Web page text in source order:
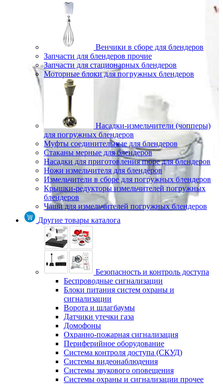
Венчики в сборе для блендеров
Запчасти для блендеров прочие
Запчасти для стационарных блендеров
Моторные блоки для погружных блендеров
Насадки-измельчители (чопперы)
для погружных блендеров
Муфты соединительные для блендеров
Стаканы мерные для блендеров
Насадки для приготовления пюре для блендеров
Ножи измельчителя для блендеров
Измельчители в сборе для погружных блендеров
Крышки-редукторы измельчителей погружных
блендеров
Чаши для измельчителей погружных блендеров
Другие товары каталога
Безопасность и контроль доступа
Беспроводные сигнализации
Блоки питания систем охраны и
сигнализации
Ворота и шлагбаумы
Датчики утечки газа
Домофоны
Охранно-пожарная сигнализация
Периферийное оборудование
Система контроля доступа (СКУД)
Системы видеонаблюдения
Системы звукового оповещения
Системы охраны и сигнализации прочее